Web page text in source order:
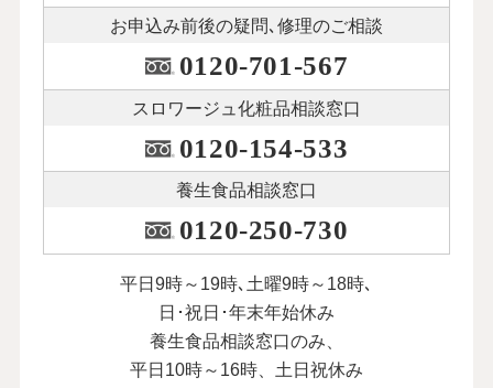
お申込み前後の疑問､修理のご相談
0120-701-567
スロワージュ化粧品相談窓口
0120-154-533
養生食品相談窓口
0120-250-730
平日9時～19時､土曜9時～18時､
日･祝日･年末年始休み
養生食品相談窓口のみ、
平日10時～16時、土日祝休み